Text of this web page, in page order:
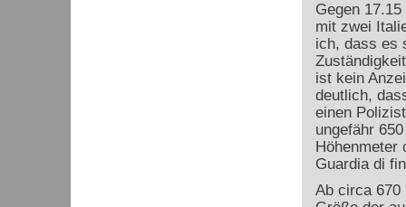
Gegen
mit zwei
ich, dass es
ist kein
deutlich,
einen
ungefähr
Höhenmeter
Guardia di
Ab circa 670